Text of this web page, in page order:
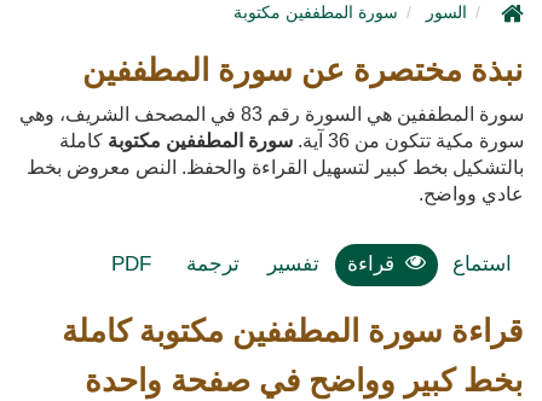
السور سورة المطففين مكتوبة
نبذة مختصرة عن سورة المطففين
سورة المطففين هي السورة رقم 83 في المصحف الشريف، وهي
سورة مكية تتكون من 36 آية.
سورة المطففين مكتوبة كاملة
بالتشكيل بخط كبير لتسهيل القراءة والحفظ. النص معروض بخط
عادي وواضح.
استماع قراءة تفسير ترجمة PDF
قراءة سورة المطففين مكتوبة كاملة
بخط كبير وواضح في صفحة واحدة